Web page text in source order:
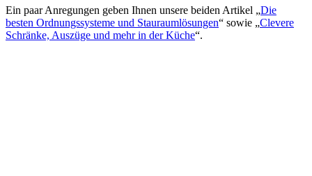
Ein paar Anregungen geben Ihnen unsere beiden Artikel „Die
besten Ordnungssysteme und Stauraumlösungen“ sowie „Clevere
Schränke, Auszüge und mehr in der Küche“.